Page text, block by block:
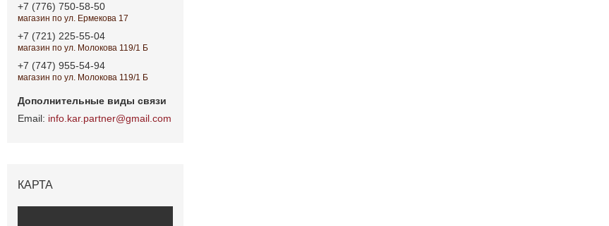
+7 (776) 750-58-50
магазин по ул. Ермекова 17
+7 (721) 225-55-04
магазин по ул. Молокова 119/1 Б
+7 (747) 955-54-94
магазин по ул. Молокова 119/1 Б
info.kar.partner@gmail.com
КАРТА